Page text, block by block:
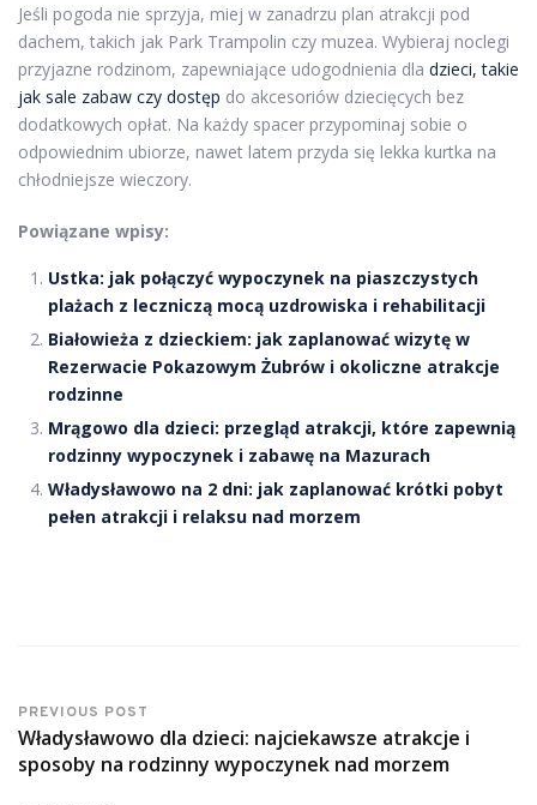
Jeśli pogoda nie sprzyja, miej w zanadrzu plan atrakcji pod
dachem, takich jak Park Trampolin czy muzea. Wybieraj noclegi
przyjazne rodzinom, zapewniające udogodnienia dla dzieci, takie
jak sale zabaw czy dostęp do akcesoriów dziecięcych bez
dodatkowych opłat. Na każdy spacer przypominaj sobie o
odpowiednim ubiorze, nawet latem przyda się lekka kurtka na
chłodniejsze wieczory.
Powiązane wpisy:
Ustka: jak połączyć wypoczynek na piaszczystych
plażach z leczniczą mocą uzdrowiska i rehabilitacji
Białowieża z dzieckiem: jak zaplanować wizytę w
Rezerwacie Pokazowym Żubrów i okoliczne atrakcje
rodzinne
Mrągowo dla dzieci: przegląd atrakcji, które zapewnią
rodzinny wypoczynek i zabawę na Mazurach
Władysławowo na 2 dni: jak zaplanować krótki pobyt
pełen atrakcji i relaksu nad morzem
PREVIOUS POST
Władysławowo dla dzieci: najciekawsze atrakcje i
sposoby na rodzinny wypoczynek nad morzem